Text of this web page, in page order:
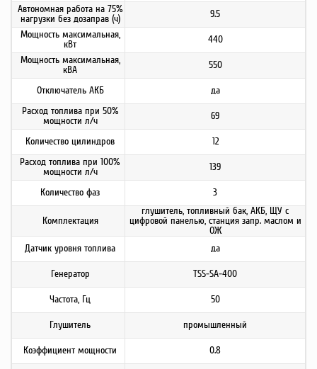
Автономная работа на 75%
нагрузки без дозаправ (ч)
9.5
Мощность максимальная,
кВт
440
Мощность максимальная,
кВА
550
Отключатель АКБ
да
Расход топлива при 50%
мощности л/ч
69
Количество цилиндров
12
Расход топлива при 100%
мощности л/ч
139
Количество фаз 3
Комплектация
глушитель, топливный бак, АКБ, ЩУ с
цифровой панелью, станция запр. маслом и
ОЖ
Датчик уровня топлива
да
Генератор TSS-SA-400
Частота, Гц 50
Глушитель промышленный
Коэффициент мощности 0.8